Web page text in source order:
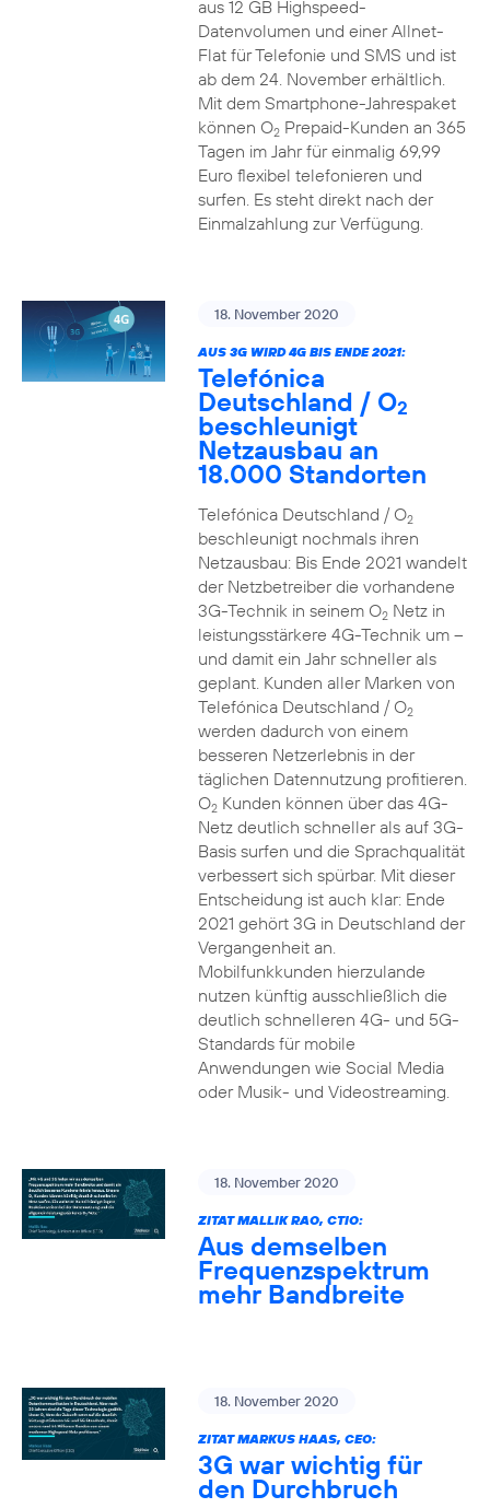
aus 12 GB Highspeed-
Datenvolumen und einer Allnet-
Flat für Telefonie und SMS und ist
ab dem 24. November erhältlich.
Mit dem Smartphone-Jahrespaket
können O2Prepaid-Kunden an 365
Tagen im Jahr für einmalig 69,99
Euro flexibel telefonieren und
surfen. Es steht direkt nach der
Einmalzahlung zur Verfügung.
18. November 2020
AUS 3G WIRD 4G BIS ENDE 2021:
Telefónica
Deutschland / O2
beschleunigt
Netzausbau an
18.000 Standorten
Telefónica Deutschland / O2
beschleunigt nochmals ihren
Netzausbau: Bis Ende 2021 wandelt
der Netzbetreiber die vorhandene
3G-Technik in seinem O2Netz in
leistungsstärkere 4G-Technik um –
und damit ein Jahr schneller als
geplant. Kunden aller Marken von
Telefónica Deutschland / O2
werden dadurch von einem
besseren Netzerlebnis in der
täglichen Datennutzung profitieren.
O2Kunden können über das 4G-
Netz deutlich schneller als auf 3G-
Basis surfen und die Sprachqualität
verbessert sich spürbar. Mit dieser
Entscheidung ist auch klar: Ende
2021 gehört 3G in Deutschland der
Vergangenheit an.
Mobilfunkkunden hierzulande
nutzen künftig ausschließlich die
deutlich schnelleren 4G- und 5G-
Standards für mobile
Anwendungen wie Social Media
oder Musik- und Videostreaming.
18. November 2020
ZITAT MALLIK RAO, CTIO:
Aus demselben
Frequenzspektrum
mehr Bandbreite
18. November 2020
ZITAT MARKUS HAAS, CEO:
3G war wichtig für
den Durchbruch